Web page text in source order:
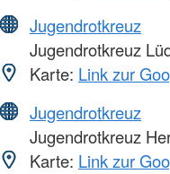
Jugendrotkreuz
Jugendrotkreuz
Karte: Link zur
Jugendrotkreuz
Jugendrotkreuz
Karte: Link zur